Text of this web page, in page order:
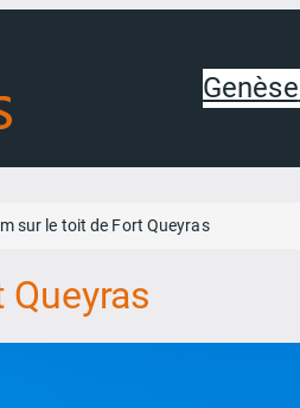
Genèse
sur le toit de Fort Queyras